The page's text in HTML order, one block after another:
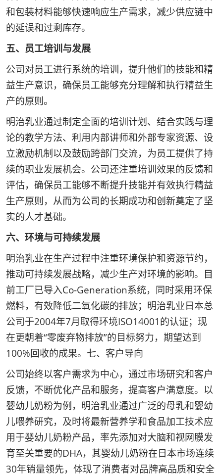
和包装材料能够快速响应生产需求，减少供应链中
的延误和过剩库存。
五、员工培训与发展
公司对员工进行系统的培训，提升他们的技能和精
益生产意识，确保员工能够充分理解和执行精益生
产的原则。
明治乳业通过制定全面的培训计划、结合实践与理
论的教学方法、利用内部讲师和外部专家资源、设
立激励机制以及鼓励跨部门交流，为员工提供了持
续的职业发展机会。公司还注重培训效果的反馈和
评估，确保员工能够不断提升技能并有效执行精益
生产原则，从而为公司的长期成功和创新奠定了坚
实的人才基础。
六、环境与可持续发展
明治乳业在生产过程中注重环境保护和资源节约，
推动可持续发展战略，减少生产对环境的影响。目
前工厂已导入Co-Generation系统，同时采用环保
燃料，有效降低二氧化碳的排放；明治乳业日本总
公司于2004年7月取得环境ISO14001的认证；现
在更朝着“零废弃物排放”的目标努力，期望达到
100%回收的成果。七、客户导向
公司始终以客户需求为中心，通过市场研究和客户
反馈，不断优化产品和服务，提高客户满意度。以
婴幼儿奶粉为例，明治乳业通过广泛的母乳和婴幼
儿喂养研究，及时将最新营养学和食品加工技术应
用于婴幼儿奶粉产品，率先添加对大脑和视网膜发
育至关重要的DHA，其婴幼儿奶粉在日本市场连续
30年销量领先，体现了消费者对品牌高品质和安全